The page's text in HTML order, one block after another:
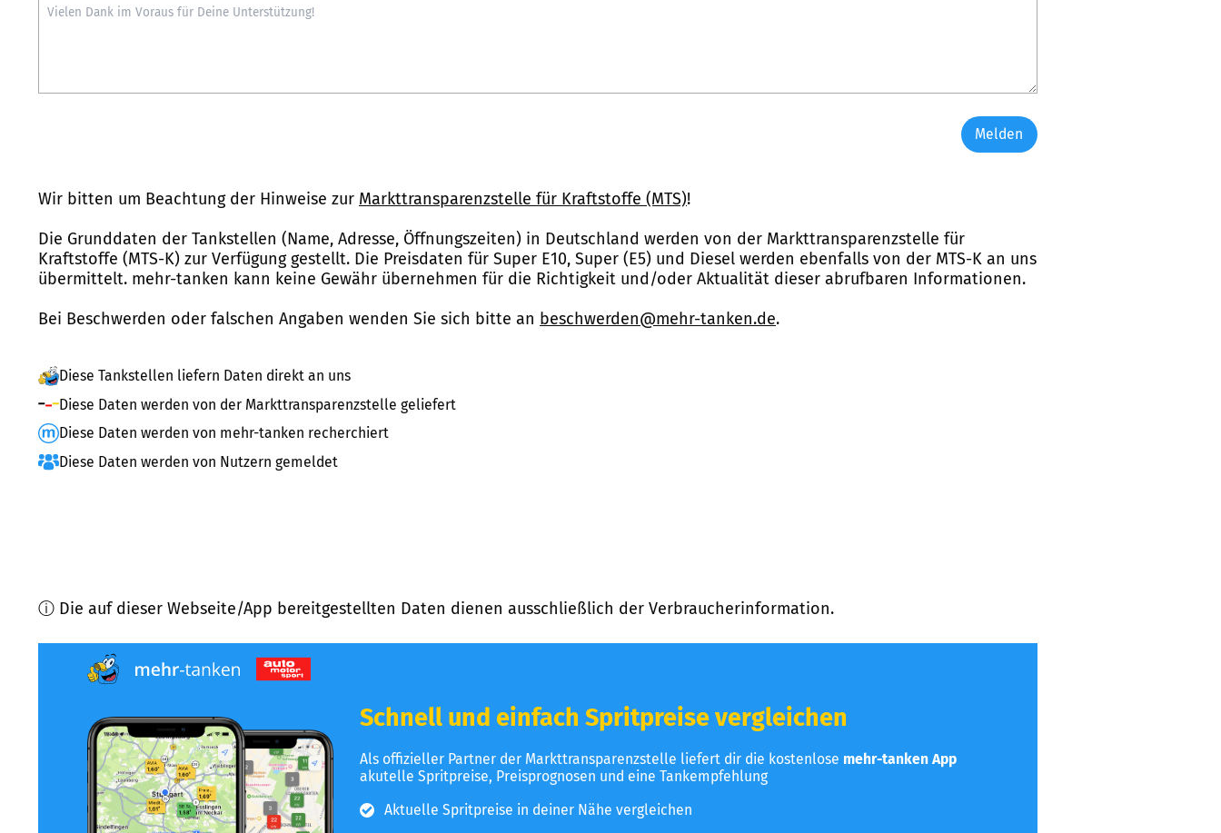
Melden
Wir bitten um Beachtung der Hinweise zur Markttransparenzstelle für Kraftstoffe (MTS)!
Die Grunddaten der Tankstellen (Name, Adresse, Öffnungszeiten) in Deutschland werden von der Markttransparenzstelle für
Kraftstoffe (MTS-K) zur Verfügung gestellt. Die Preisdaten für Super E10, Super (E5) und Diesel werden ebenfalls von der MTS-K an uns
übermittelt. mehr-tanken kann keine Gewähr übernehmen für die Richtigkeit und/oder Aktualität dieser abrufbaren Informationen.
Bei Beschwerden oder falschen Angaben wenden Sie sich bitte an beschwerden@mehr-tanken.de.
Diese Tankstellen liefern Daten direkt an uns
Diese Daten werden von der Markttransparenzstelle geliefert
Diese Daten werden von mehr-tanken recherchiert
Diese Daten werden von Nutzern gemeldet
ⓘ Die auf dieser Webseite/App bereitgestellten Daten dienen ausschließlich der Verbraucherinformation.
Schnell und einfach Spritpreise vergleichen
Als offizieller Partner der Markttransparenzstelle liefert dir die kostenlose mehr-tanken App
akutelle Spritpreise, Preisprognosen und eine Tankempfehlung
Aktuelle Spritpreise in deiner Nähe vergleichen